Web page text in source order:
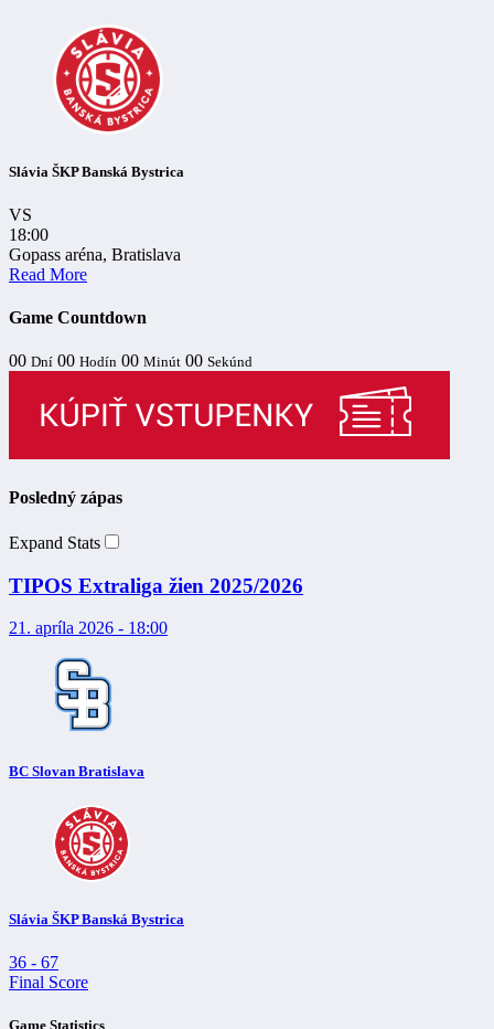
Slávia ŠKP Banská Bystrica
VS
18:00
Gopass aréna, Bratislava
Read More
Game Countdown
00 Dní 00 Hodín 00 Minút 00 Sekúnd
Posledný zápas
Expand Stats
TIPOS Extraliga žien 2025/2026
21. apríla 2026 - 18:00
BC Slovan Bratislava
Slávia ŠKP Banská Bystrica
36 - 67
Final Score
Game Statistics